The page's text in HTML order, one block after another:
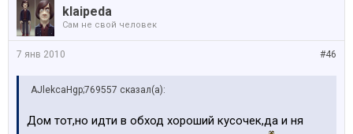
klaipeda
Сам не свой человек
#46
7 янв 2010
AJlekcaHgp;769557 сказал(а):
Дом тот,но идти в обход хороший кусочек,да и ня